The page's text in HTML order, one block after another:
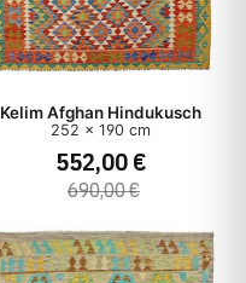
Kelim Afghan Hindukusch
252 x 190 cm
552,00 €
690,00 €